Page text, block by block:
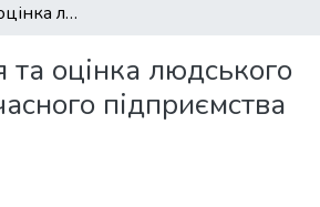
Формування та оцінка людського капіталу сучасного підприємства
оцінка людського
підприємства